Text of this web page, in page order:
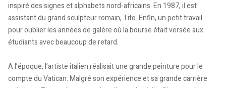
inspiré des signes et alphabets nord-africains. En 1987, il est
assistant du grand sculpteur romain, Tito. Enfin, un petit travail
pour oublier les années de galère où la bourse était versée aux
étudiants avec beaucoup de retard.
A l’époque, l’artiste italien réalisait une grande peinture pour le
compte du Vatican. Malgré son expérience et sa grande carrière